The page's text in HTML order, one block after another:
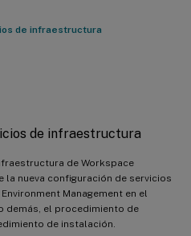
de infraestructura
de infraestructura
de Workspace
la nueva configuración de servicios
Management en el
demás, el procedimiento de
de instalación.